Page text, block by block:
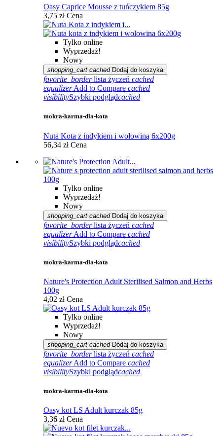
Oasy Caprice Mousse z tuńczykiem 85g
3,75 zł Cena
Tylko online
Wyprzedaż!
Nowy
shopping_cart cached Dodaj do koszyka
favorite_border lista życzeń cached
equalizer Add to Compare cached
visibilitySzybki podglądcached
mokra-karma-dla-kota
Nuta Kota z indykiem i wołowiną 6x200g
56,34 zł Cena
Tylko online
Wyprzedaż!
Nowy
shopping_cart cached Dodaj do koszyka
favorite_border lista życzeń cached
equalizer Add to Compare cached
visibilitySzybki podglądcached
mokra-karma-dla-kota
Nature's Protection Adult Sterilised Salmon and Herbs
100g
4,02 zł Cena
Tylko online
Wyprzedaż!
Nowy
shopping_cart cached Dodaj do koszyka
favorite_border lista życzeń cached
equalizer Add to Compare cached
visibilitySzybki podglądcached
mokra-karma-dla-kota
Oasy kot LS Adult kurczak 85g
3,36 zł Cena